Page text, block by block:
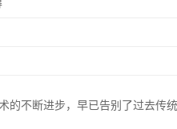
的不断进步，早已告别了过去传